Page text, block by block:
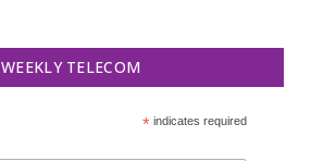
TELECOM
*indicates required